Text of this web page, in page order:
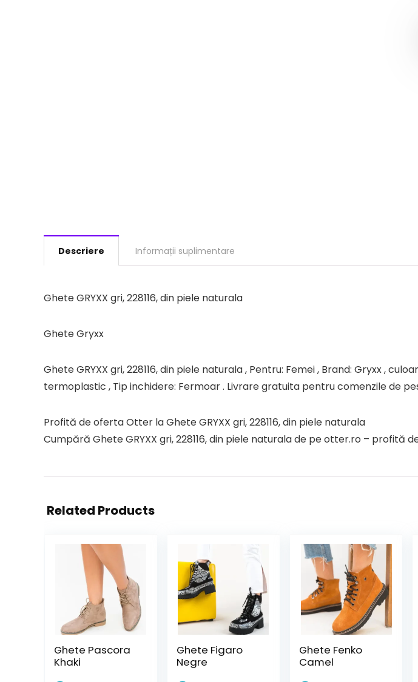
Descriere Informații suplimentare
Ghete GRYXX gri, 228116, din piele naturala
Ghete Gryxx
Ghete GRYXX gri, 228116, din piele naturala , Pentru: Femei , Brand: Gryxx ,
termoplastic , Tip inchidere: Fermoar . Livrare gratuita pentru comenzile de
Profită de oferta Otter la Ghete GRYXX gri, 228116, din piele naturala
Cumpără Ghete GRYXX gri, 228116, din piele naturala de pe otter.ro – profită
Related Products
Ghete Pascora
Khaki
Ghete Figaro
Negre
Ghete Fenko
Camel